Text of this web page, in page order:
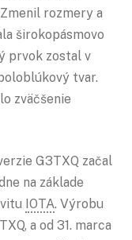
rozmery a
širokopásmovo
prvok zostal v
tvar.
zväčšenie
G3TXQ začal
na základe
IOTA. Výrobu
a od 31. marca